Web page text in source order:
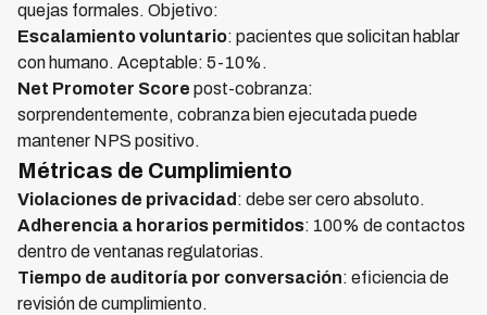
quejas formales. Objetivo:
Escalamiento voluntario: pacientes que solicitan hablar
con humano. Aceptable: 5-10%.
Net Promoter Score post-cobranza:
sorprendentemente, cobranza bien ejecutada puede
mantener NPS positivo.
Métricas de Cumplimiento
Violaciones de privacidad : debe ser cero absoluto.
Adherencia a horarios permitidos: 100% de contactos
dentro de ventanas regulatorias.
Tiempo de auditoría por conversación: eficiencia de
revisión de cumplimiento.